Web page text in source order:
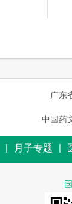
广东
中国药
| 月子专题 |